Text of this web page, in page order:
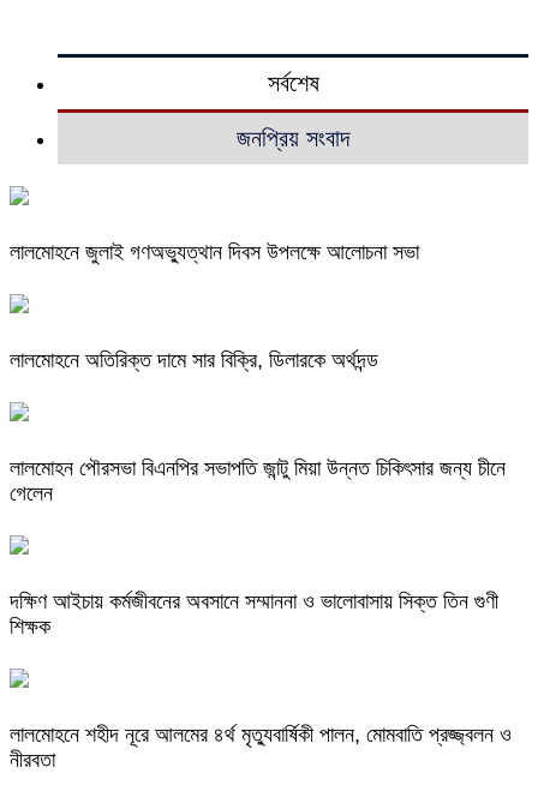
সর্বশেষ
জনপ্রিয় সংবাদ
লালমোহনে জুলাই গণঅভ্যুত্থান দিবস উপলক্ষে আলোচনা সভা
লালমোহনে অতিরিক্ত দামে সার বিক্রি, ডিলারকে অর্থদন্ড
লালমোহন পৌরসভা বিএনপির সভাপতি জান্টু মিয়া উন্নত চিকিৎসার জন্য চীনে
গেলেন
দক্ষিণ আইচায় কর্মজীবনের অবসানে সম্মাননা ও ভালোবাসায় সিক্ত তিন গুণী
শিক্ষক
লালমোহনে শহীদ নূরে আলমের ৪র্থ মৃত্যুবার্ষিকী পালন, মোমবাতি প্রজ্জ্বলন ও
নীরবতা